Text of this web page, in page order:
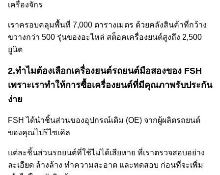
เครื่องจักร
เราครอบคลุมพื้นที่ 7,000 ตารางเมตร ด้วยคลังสินค้าที่กว้าง
ขวางกว่า 500 รุ่นของอะไหล่ สต็อคเครื่องยนต์สูงถึง 2,500
ยูนิต
2.ทําไมต้องเลือกเครื่องยนต์รถยนต์มือสองของ FSH
เพราะเราทําให้การซื้อเครื่องยนต์ที่มีคุณภาพรับประกัน
ง่าย
FSH ได้นําชิ้นส่วนของอุปกรณ์เดิม (OE) จากผู้ผลิตรถยนต์
ของคุณไปรีไซเคิล
แต่ละชิ้นส่วนรถยนต์ที่ใช้ไม่ได้เสียหาย ที่เราตรวจสอบอย่าง
ละเอียด ล้างล้าง ทําความสะอาด และทดสอบ ก่อนที่จะเพิ่ม